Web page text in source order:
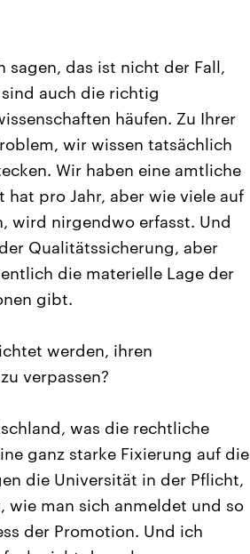
sagen, das ist nicht der Fall,
auch die richtig
häufen. Zu Ihrer
wir wissen tatsächlich
Wir haben eine amtliche
pro Jahr, aber wie viele auf
wird nirgendwo erfasst. Und
Qualitätssicherung, aber
die materielle Lage der
gibt.
werden, ihren
verpassen?
was die rechtliche
ganz starke Fixierung auf die
die Universität in der Pflicht,
wie man sich anmeldet und so
der Promotion. Und ich